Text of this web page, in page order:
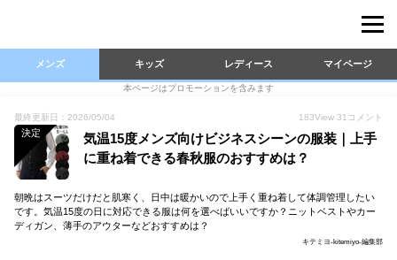
メンズ キッズ レディース マイページ
本ページはプロモーションを含みます
最終更新日：2026/05/04 183View 31 コメント
決定
気温15度メンズ向けビジネスシーンの服装｜上手
に重ね着できる春秋服のおすすめは？
朝晩はスーツだけだと肌寒く、日中は暖かいので上手く重ね着して体調管理したい
です。気温15度の日に対応できる服は何を選べばいいですか？ニットベストやカー
ディガン、薄手のアウターなどおすすめは？
キテミヨ-kitemiyo-編集部